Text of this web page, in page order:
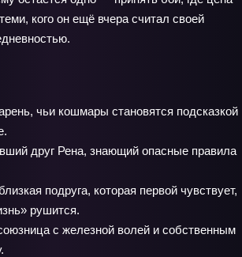
кого он ещё вчера считал своей
чьи кошмары становятся подсказкой
друг Рена, знающий опасные правила
подруга, которая первой чувствует,
рушится.
с железной волей и собственным